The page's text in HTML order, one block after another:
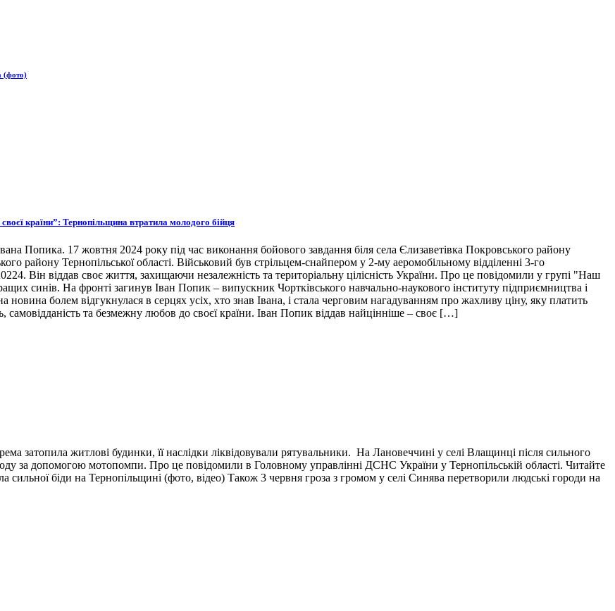
(фото)
країни”: Тернопільщина втратила молодого бійця
Попика. 17 жовтня 2024 року під час виконання бойового завдання біля села Єлизаветівка Покровського району
району Тернопільської області. Військовий був стрільцем-снайпером у 2-му аеромобільному відділенні 3-го
Він віддав своє життя, захищаючи незалежність та територіальну цілісність України. Про це повідомили у групі "Наш
синів. На фронті загинув Іван Попик – випускник Чортківського навчально-наукового інституту підприємництва і
новина болем відгукнулася в серцях усіх, хто знав Івана, і стала черговим нагадуванням про жахливу ціну, яку платить
самовідданість та безмежну любов до своєї країни. Іван Попик віддав найцінніше – своє […]
затопила житлові будинки, її наслідки ліквідовували рятувальники. На Лановеччині у селі Влащинці після сильного
за допомогою мотопомпи. Про це повідомили в Головному управлінні ДСНС України у Тернопільській області. Читайте
біди на Тернопільщині (фото, відео) Також 3 червня гроза з громом у селі Синява перетворили людські городи на